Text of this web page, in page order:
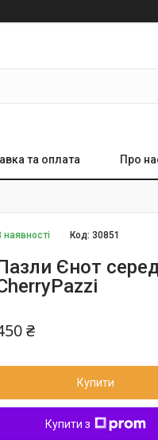
та оплата Про
наявності Код:30851
Єнот
₴
Купити
Купити з